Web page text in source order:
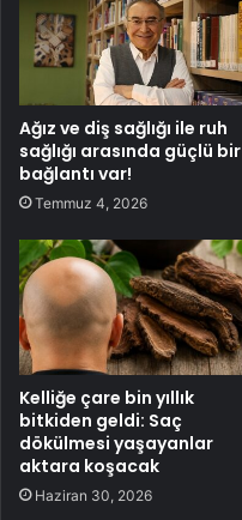
Ağız ve diş sağlığı ile ruh
sağlığı arasında güçlü bir
bağlantı var!
Temmuz 4, 2026
Kelliğe çare bin yıllık
bitkiden geldi: Saç
dökülmesi yaşayanlar
aktara koşacak
Haziran 30, 2026